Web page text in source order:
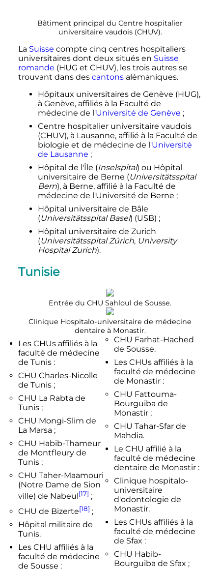
Bâtiment principal du Centre hospitalier
universitaire vaudois (CHUV).
La Suisse compte cinq centres hospitaliers
universitaires dont deux situés en Suisse
romande (HUG et CHUV), les trois autres se
trouvant dans des cantonsalémaniques.
Hôpitaux universitaires de Genève (HUG),
à Genève, affiliés à la Faculté de
médecine de l'Université de Genève ;
Centre hospitalier universitaire vaudois
(CHUV), à Lausanne, affilié à la Faculté de
biologie et de médecine de l'Université
de Lausanne ;
Hôpital de l'Île (Inselspital) ou Hôpital
universitaire de Berne (Universitätsspital
Bern), à Berne, affilié à la Faculté de
médecine de l'Université de Berne ;
Hôpital universitaire de Bâle
(Universitätsspital Basel) (USB) ;
Hôpital universitaire de Zurich
(Universitätsspital Zürich, University
Hospital Zurich).
Tunisie
Entrée du CHU Sahloul de Sousse.
Clinique Hospitalo-universitaire de médecine
dentaire à Monastir.
Les CHUs affiliés à la
faculté de médecine
de Tunis :
CHU Charles-Nicolle
de Tunis ;
CHU La Rabta de
Tunis ;
CHU Mongi-Slim de
La Marsa ;
CHU Habib-Thameur
de Montfleury de
Tunis ;
CHU Taher-Maamouri
(Notre Dame de Sion
ville) de Nabeul[17] ;
CHU de Bizerte[18] ;
Hôpital militaire de
Tunis.
Les CHU affiliés à la
faculté de médecine
de Sousse :
CHU Farhat-Hached
de Sousse.
Les CHUs affiliés à la
faculté de médecine
de Monastir :
CHU Fattouma-
Bourguiba de
Monastir ;
CHU Tahar-Sfar de
Mahdia.
Le CHU affilié à la
faculté de médecine
dentaire de Monastir :
Clinique hospitalo-
universitaire
d'odontologie de
Monastir.
Les CHUs affiliés à la
faculté de médecine
de Sfax :
CHU Habib-
Bourguiba de Sfax ;